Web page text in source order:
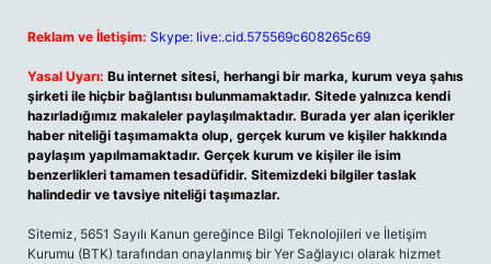
Reklam ve İletişim: Skype: live:.cid.575569c608265c69
Yasal Uyarı: Bu internet sitesi, herhangi bir marka, kurum veya şahıs
şirketi ile hiçbir bağlantısı bulunmamaktadır. Sitede yalnızca kendi
hazırladığımız makaleler paylaşılmaktadır. Burada yer alan içerikler
haber niteliği taşımamakta olup, gerçek kurum ve kişiler hakkında
paylaşım yapılmamaktadır. Gerçek kurum ve kişiler ile isim
benzerlikleri tamamen tesadüfidir. Sitemizdeki bilgiler taslak
halindedir ve tavsiye niteliği taşımazlar.
Sitemiz, 5651 Sayılı Kanun gereğince Bilgi Teknolojileri ve İletişim
Kurumu (BTK) tarafından onaylanmış bir Yer Sağlayıcı olarak hizmet